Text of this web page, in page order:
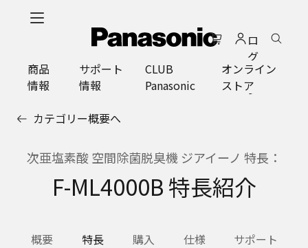
ロ
グ
イ
ン
商品
情報
サポート
情報
CLUB
Panasonic
オンライン
ストア
カテゴリー概要へ
次亜塩素酸 空間除菌脱臭機 ジアイーノ 特長：
F-ML4000B 特長紹介
概要 特長 購入 仕様 サポート